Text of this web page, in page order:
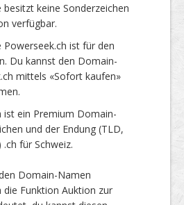
keine Sonderzeichen
verfügbar.
ist für den
Du kannst den Domain-
mittels «Sofort kaufen»
ist ein Premium Domain-
und der Endung (TLD,
für Schweiz.
Domain-Namen
die Funktion Auktion zur